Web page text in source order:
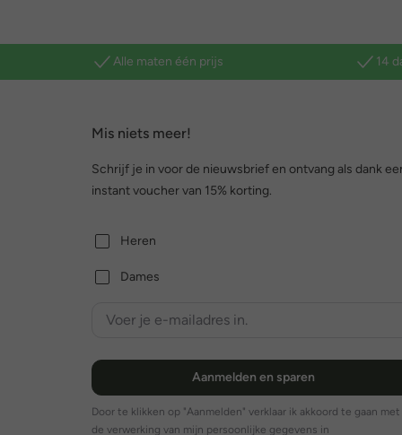
Alle maten één prijs 14
Mis niets meer!
Schrijf je in voor de nieuwsbrief en ontvang als dank
instant voucher van 15% korting.
Heren
Dames
Aanmelden en sparen
Door te klikken op "Aanmelden" verklaar ik akkoord te gaan met
de verwerking van mijn persoonlijke gegevens in